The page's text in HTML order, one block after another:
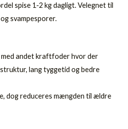
spise 1-2 kg dagligt. Velegnet til
svampesporer.
med andet kraftfoder hvor der
lang tyggetid og bedre
dog reduceres mængden til ældre